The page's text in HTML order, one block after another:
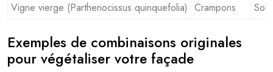
Vigne vierge (Parthenocissus quinquefolia) Crampons
Exemples de combinaisons originales
pour végétaliser votre façade